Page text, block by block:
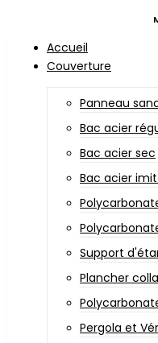
Accueil
Couverture
Panneau
Bac acier
Bac acier sec
Bac acier
Support
Plancher
Pergola et